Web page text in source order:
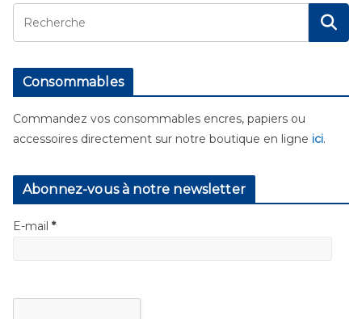
Consommables
Commandez vos consommables encres, papiers ou
accessoires directement sur notre boutique en ligne ici.
Abonnez-vous à notre newsletter
E-mail *